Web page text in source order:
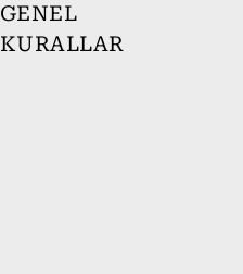
GENEL
KURALLAR